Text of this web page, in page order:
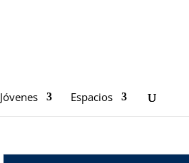
Jóvenes Espacios